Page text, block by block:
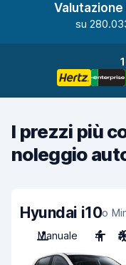
su
I prezzi più
noleggio
Hyundai i10o
Manuale
4